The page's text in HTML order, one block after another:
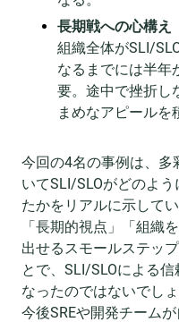
長期戦への心構え
組織全体がSLI/
なるまでには半年
要。途中で挫折し
まめなアピールを
今回の4名の事例は、多
いてSLI/SLOがどのよ
たかをリアルに示してい
「長期的視点」「組織
出せるスモールステッ
とで、SLI/SLOによる
なったのではないでしょ
今後SREや開発チーム